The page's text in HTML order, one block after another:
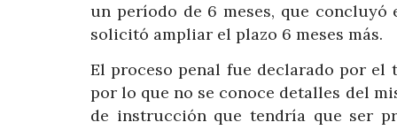
un período de 6 meses, que
solicitó ampliar el plazo 6 meses más.
El proceso penal fue declarado por
por lo que no se conoce detalles del
de instrucción que tendría que ser